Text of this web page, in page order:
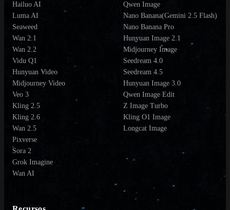
Hailuo AI
Luma AI
Seaweed
Wan 2.1
Wan 2.2
Vidu Q1
Hunyuan Video
Midjourney Video
Veo 3
Kling 2.5
Kling 2.6
Wan 2.5
Pixverse
Sora 2
Grok Imagine
Wan AI
Qwen Image
Nano Banana(Gemini 2.5 Flash)
Nano Banana Pro
Hunyuan Image 2.1
Midjourney Image
Seedream 4.0
Seedream 4.5
Hunyuan Image 3.0
Qwen Image Edit
Z Image Turbo
Kling O1 Image
Longcat Image